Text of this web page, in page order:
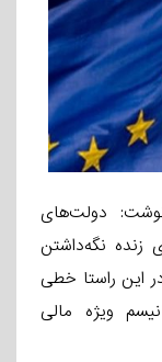
نوشت: دولت‌های
زنده نگه‌داشتن
این راستا خطی
ویژه مالی